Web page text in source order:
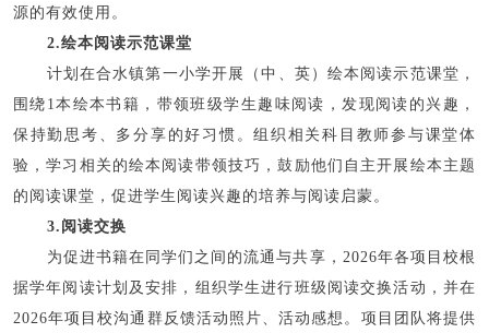
源的有效使用。
2.绘本阅读示范课堂
计划在合水镇第一小学开展（中、英）绘本阅读示范课堂，
围绕1本绘本书籍，带领班级学生趣味阅读，发现阅读的兴趣，
保持勤思考、多分享的好习惯。组织相关科目教师参与课堂体
验，学习相关的绘本阅读带领技巧，鼓励他们自主开展绘本主题
的阅读课堂，促进学生阅读兴趣的培养与阅读启蒙。
3.阅读交换
为促进书籍在同学们之间的流通与共享，2026年各项目校根
据学年阅读计划及安排，组织学生进行班级阅读交换活动，并在
2026年项目校沟通群反馈活动照片、活动感想。项目团队将提供